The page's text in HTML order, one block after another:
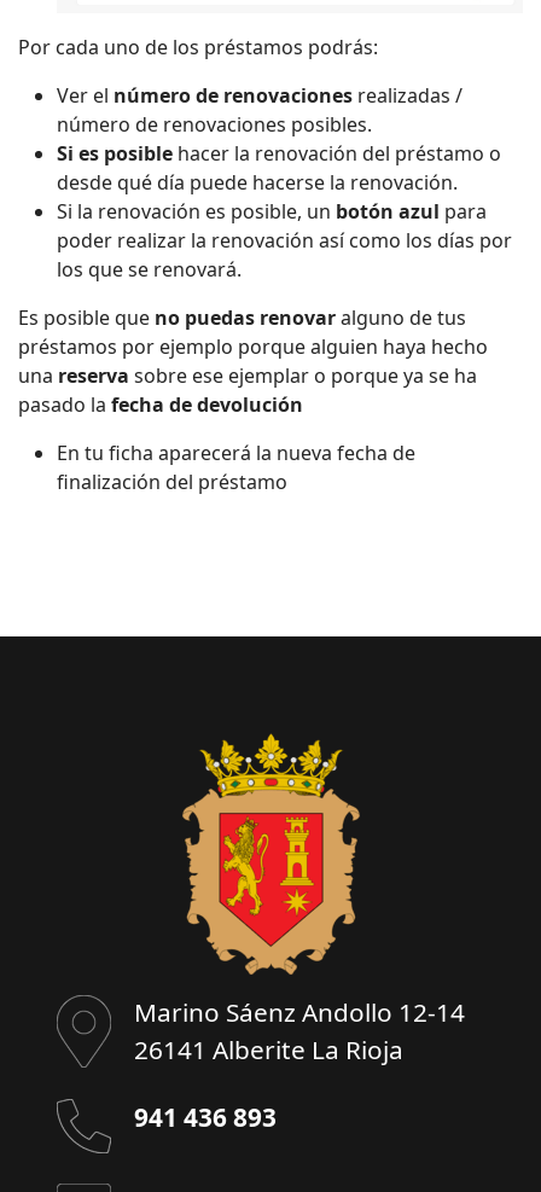
Por cada uno de los préstamos podrás:
Ver el número de renovaciones realizadas /
número de renovaciones posibles.
Si es posible hacer la renovación del préstamo o
desde qué día puede hacerse la renovación.
Si la renovación es posible, un botón azul para
poder realizar la renovación así como los días por
los que se renovará.
Es posible que no puedas renovaralguno de tus
préstamos por ejemplo porque alguien haya hecho
una reserva sobre ese ejemplar o porque ya se ha
pasado la fecha de devolución
En tu ficha aparecerá la nueva fecha de
finalización del préstamo
Marino Sáenz Andollo 12-14
26141 Alberite La Rioja
941 436 893